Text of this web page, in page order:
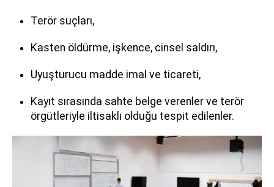
Terör suçları,
Kasten öldürme, işkence, cinsel saldırı,
Uyuşturucu madde imal ve ticareti,
Kayıt sırasında sahte belge verenler ve terör
örgütleriyle iltisaklı olduğu tespit edilenler.